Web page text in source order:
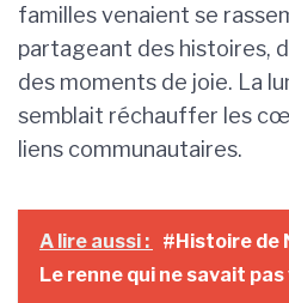
familles venaient se
partageant des histoires,
des moments de joie. La
semblait réchauffer les
liens communautaires.
A lire aussi :
#Histoire de
Le renne qui ne savait pas